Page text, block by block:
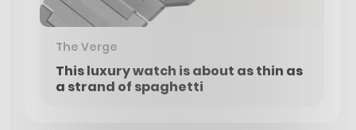
The Verge
This luxury watch is about as thin as
a strand of spaghetti